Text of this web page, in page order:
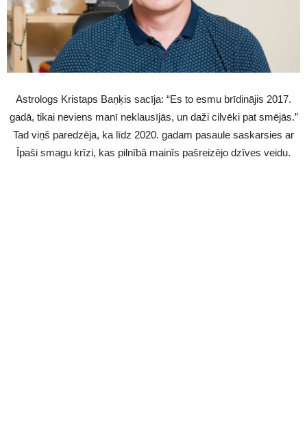
Astrologs Kristaps Baņķis sacīja: “Es to esmu brīdinājis 2017.
gadā, tikai neviens manī neklausījās, un daži cilvēki pat smējās.”
Tad viņš paredzēja, ka līdz 2020. gadam pasaule saskarsies ar
Īpaši smagu krīzi, kas pilnībā mainīs pašreizējo dzīves veidu.